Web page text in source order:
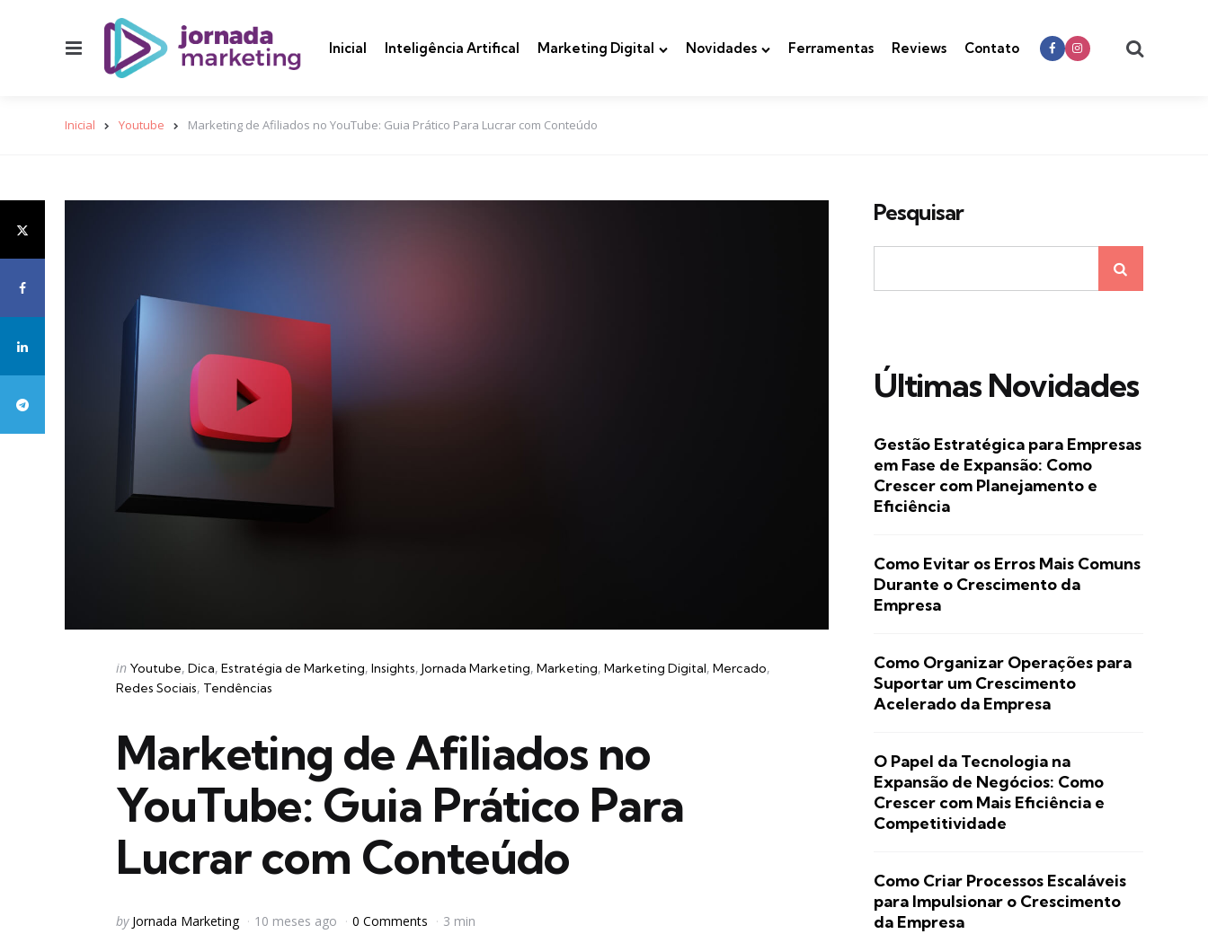
Inicial Inteligência Artifical Marketing Digital Novidades Ferramentas Reviews Contato
Inicial Youtube Marketing de Afiliados no YouTube: Guia Prático Para Lucrar com Conteúdo
Categories
Posted
in
in Youtube Dica Estratégia de Marketing Insights Jornada Marketing Marketing Marketing Digital Mercado
Redes Sociais Tendências
Marketing de Afiliados no
YouTube: Guia Prático Para
Lucrar com Conteúdo
Posted
by Jornada Marketing 10 meses ago 0 Comments 3 min
Pesquisar
Últimas Novidades
Gestão Estratégica para Empresas
em Fase de Expansão: Como
Crescer com Planejamento e
Eficiência
Como Evitar os Erros Mais Comuns
Durante o Crescimento da
Empresa
Como Organizar Operações para
Suportar um Crescimento
Acelerado da Empresa
O Papel da Tecnologia na
Expansão de Negócios: Como
Crescer com Mais Eficiência e
Competitividade
Como Criar Processos Escaláveis
para Impulsionar o Crescimento
da Empresa